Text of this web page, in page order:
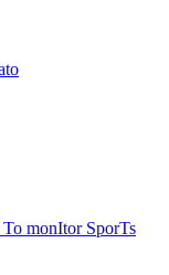
monItor SporTs